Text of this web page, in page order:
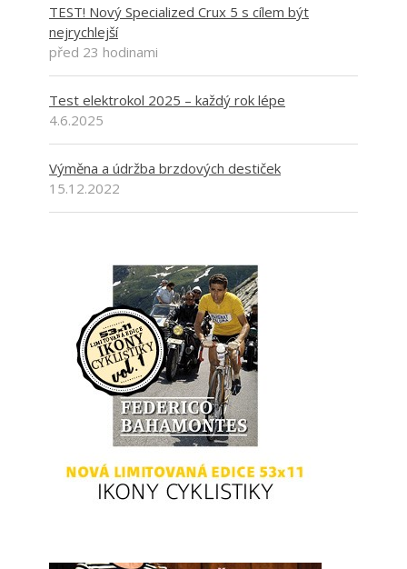
TEST! Nový Specialized Crux 5 s cílem být
nejrychlejší
před 23 hodinami
Test elektrokol 2025 – každý rok lépe
4.6.2025
Výměna a údržba brzdových destiček
15.12.2022